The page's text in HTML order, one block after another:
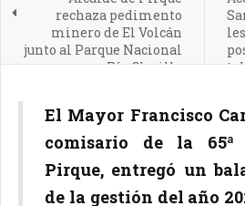
rechaza pedimento
minero de El Volcán
junto al Parque Nacional
Río Clarillo
El Mayor Francisco
comisario de la 65ª
Pirque, entregó un
de la gestión del año